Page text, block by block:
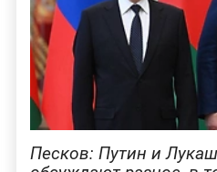
Песков: Путин и